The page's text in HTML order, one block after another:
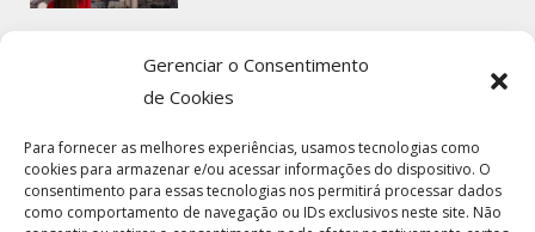
Gerenciar o Consentimento
de Cookies
Para fornecer as melhores experiências, usamos tecnologias como
cookies para armazenar e/ou acessar informações do dispositivo. O
consentimento para essas tecnologias nos permitirá processar dados
como comportamento de navegação ou IDs exclusivos neste site. Não
Seguro Viagem Internacional: O
Que É, Como Funciona e Como
DICAS DE VIAGEM
Comparar Seguro Viagem: Guia